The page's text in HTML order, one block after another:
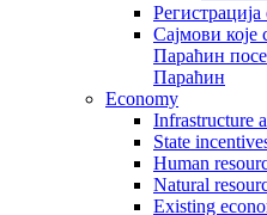
Сајмови
Параћин
Параћин
Economy
Infrastructure
State
Human
Natural
Existing